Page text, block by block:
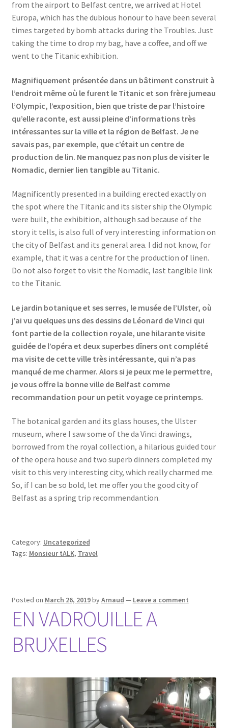
from the airport to Belfast centre, we arrived at Hotel
Europa, which has the dubious honour to have been several
times targeted by bomb attacks during the Troubles. Just
taking the time to drop my bag, have a coffee, and off we
went to the Titanic exhibition.
Magnifiquement présentée dans un bâtiment construit à
l’endroit même où le furent le Titanic et son frère jumeau
l’Olympic, l’exposition, bien que triste de par l’histoire
qu’elle raconte, est aussi pleine d’informations très
intéressantes sur la ville et la région de Belfast. Je ne
savais pas, par exemple, que c’était un centre de
production de lin. Ne manquez pas non plus de visiter le
Nomadic, dernier lien tangible au Titanic.
Magnificently presented in a building erected exactly on
the spot where the Titanic and its sister ship the Olympic
were built, the exhibition, although sad because of the
story it tells, is also full of very interesting information on
the city of Belfast and its general area. I did not know, for
example, that it was a centre for the production of linen.
Do not also forget to visit the Nomadic, last tangible link
to the Titanic.
Le jardin botanique et ses serres, le musée de l’Ulster, où
j’ai vu quelques uns des dessins de Léonard de Vinci qui
font partie de la collection royale, une hilarante visite
guidée de l’opéra et deux superbes dîners ont complété
ma visite de cette ville très intéressante, qui n’a pas
manqué de me charmer. Alors si je peux me le permettre,
je vous offre la bonne ville de Belfast comme
recommandation pour un petit voyage ce printemps.
The botanical garden and its glass houses, the Ulster
museum, where I saw some of the da Vinci drawings,
borrowed from the royal collection, a hilarious guided tour
of the opera house and two superb dinners completed my
visit to this very interesting city, which really charmed me.
So, if I can be so bold, let me offer you the good city of
Belfast as a spring trip recommendantion.
Category: Uncategorized
Tags: Monsieur tALK, Travel
Posted on March 26, 2019byArnaud — Leave a comment
EN VADROUILLE A
BRUXELLES